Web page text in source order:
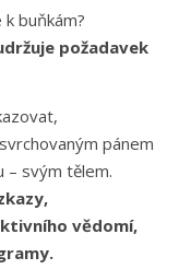
buňkám?
požadavek
pánem
– svým tělem.
vědomí,